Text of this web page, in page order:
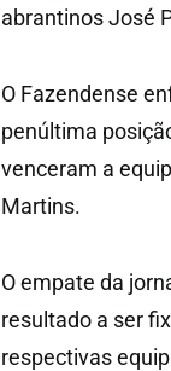
abrantinos José
O Fazendense
penúltima
venceram a
Martins.
O empate da
resultado a ser
respectivas